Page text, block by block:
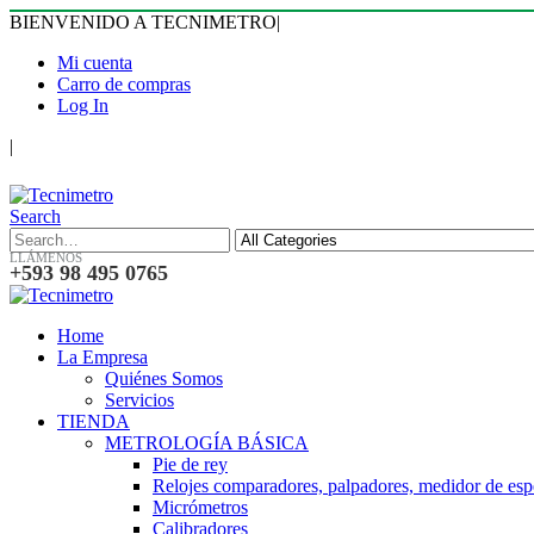
BIENVENIDO A TECNIMETRO|
Mi cuenta
Carro de compras
Log In
|
Search
LLÁMENOS
+593 98 495 0765
Home
La Empresa
Quiénes Somos
Servicios
TIENDA
METROLOGÍA BÁSICA
Pie de rey
Relojes comparadores, palpadores, medidor de
Micrómetros
Calibradores